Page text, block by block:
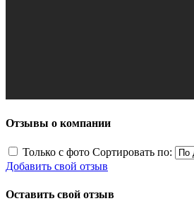
Отзывы о компании
Только с фото Сортировать по:
Добавить свой отзыв
Оставить свой отзыв